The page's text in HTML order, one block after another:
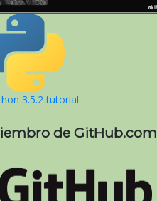
3.5.2 tutorial
de GitHub.com